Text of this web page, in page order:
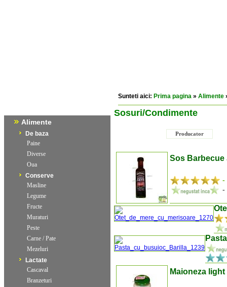
Alimente
De baza
Paine
Diverse
Oua
Conserve
Masline
Legume
Fructe
Muraturi
Peste
Carne / Pate
Mezeluri
Lactate
Cascaval
Branzeturi
Sunteti aici: Prima pagina » Alimente
Sosuri/Condimente
Producator
Sos Barbecue
-
-
Maioneza